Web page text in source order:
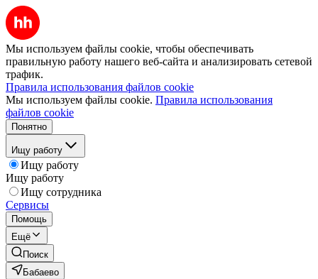
Мы используем файлы cookie, чтобы обеспечивать
правильную работу нашего веб-сайта и анализировать сетевой
трафик.
Правила использования файлов cookie
Мы используем файлы cookie. Правила использования
файлов cookie
Понятно
Ищу работу
Ищу работу
Ищу работу
Ищу сотрудника
Сервисы
Помощь
Ещё
Поиск
Бабаево